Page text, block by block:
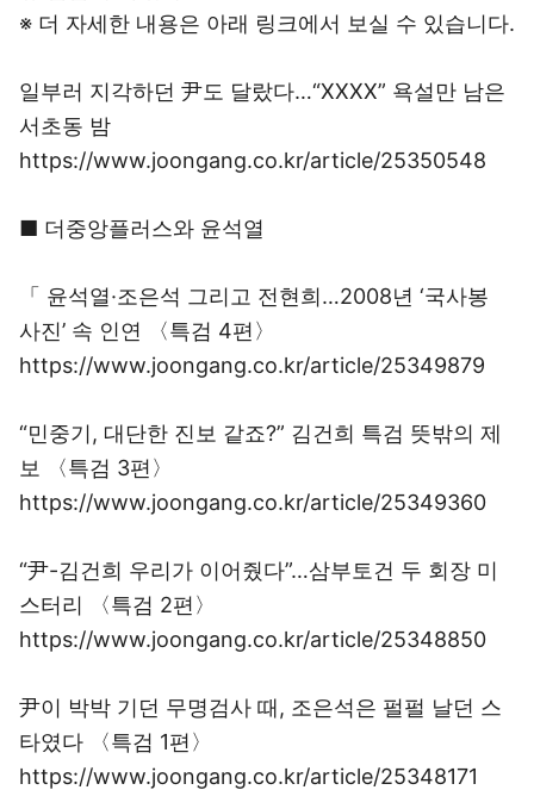
※ 더 자세한 내용은 아래 링크에서 보실 수 있습니다.
일부러 지각하던 尹도 달랐다…“XXXX” 욕설만 남은
서초동 밤
https://www.joongang.co.kr/article/25350548
■ 더중앙플러스와 윤석열
「 윤석열·조은석 그리고 전현희…2008년 ‘국사봉
사진’ 속 인연 〈특검 4편〉
https://www.joongang.co.kr/article/25349879
“민중기, 대단한 진보 같죠?” 김건희 특검 뜻밖의 제
보 〈특검 3편〉
https://www.joongang.co.kr/article/25349360
“尹-김건희 우리가 이어줬다”…삼부토건 두 회장 미
스터리 〈특검 2편〉
https://www.joongang.co.kr/article/25348850
尹이 박박 기던 무명검사 때, 조은석은 펄펄 날던 스
타였다 〈특검 1편〉
https://www.joongang.co.kr/article/25348171